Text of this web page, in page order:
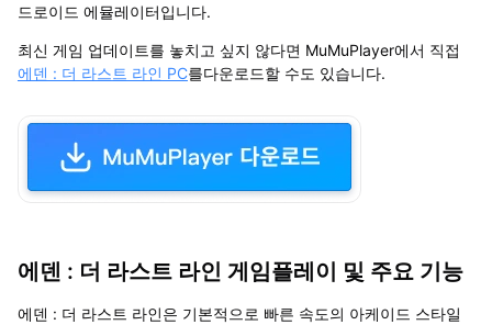
드로이드 에뮬레이터입니다.
최신 게임 업데이트를 놓치고 싶지 않다면 MuMuPlayer에서 직접
에덴 : 더 라스트 라인 PC를다운로드할 수도 있습니다.
에덴 : 더 라스트 라인 게임플레이 및 주요 기능
에덴 : 더 라스트 라인은 기본적으로 빠른 속도의 아케이드 스타일